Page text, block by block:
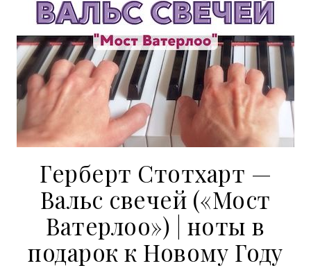
Герберт Стотхарт —
Вальс свечей («Мост
Ватерлоо») | ноты в
подарок к Новому Году